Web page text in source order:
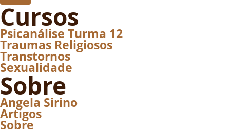
Cursos
Psicanálise Turma 12
Traumas Religiosos
Transtornos
Sexualidade
Sobre
Angela Sirino
Artigos
Sobre